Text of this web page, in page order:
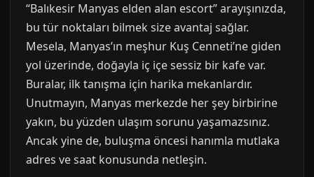
“Balıkesir Manyas elden alan escort” arayışınızda,
bu tür noktaları bilmek size avantaj sağlar.
Mesela, Manyas’ın meşhur Kuş Cenneti’ne giden
yol üzerinde, doğayla iç içe sessiz bir kafe var.
Buralar, ilk tanışma için harika mekanlardır.
Unutmayın, Manyas merkezde her şey birbirine
yakın, bu yüzden ulaşım sorunu yaşamazsınız.
Ancak yine de, buluşma öncesi hanımla mutlaka
adres ve saat konusunda netleşin.